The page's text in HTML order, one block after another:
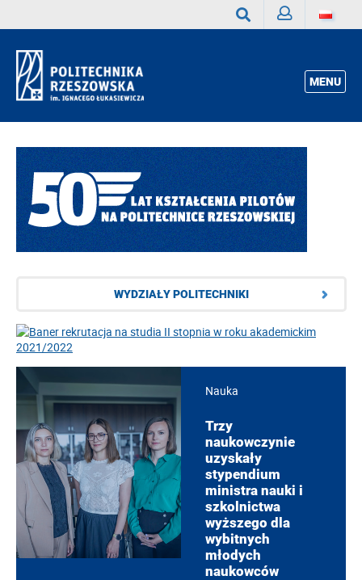
MENU
WYDZIAŁY POLITECHNIKI
Nauka
Trzy
naukowczynie
uzyskały
stypendium
ministra nauki i
szkolnictwa
wyższego dla
wybitnych
młodych
naukowców